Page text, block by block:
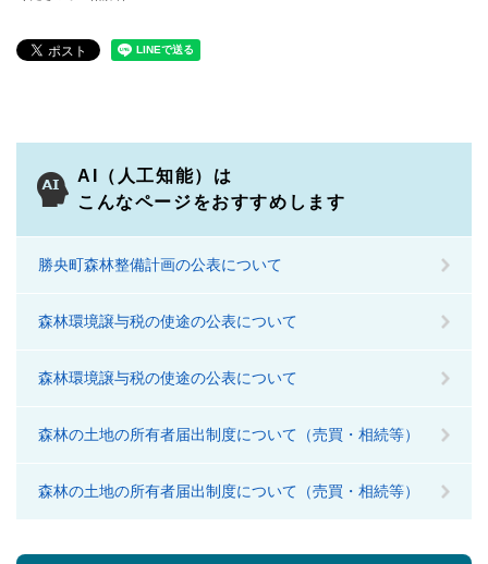
AI（人工知能）は
こんなページをおすすめします
勝央町森林整備計画の公表について
森林環境譲与税の使途の公表について
森林環境譲与税の使途の公表について
森林の土地の所有者届出制度について（売買・相続等）
森林の土地の所有者届出制度について（売買・相続等）